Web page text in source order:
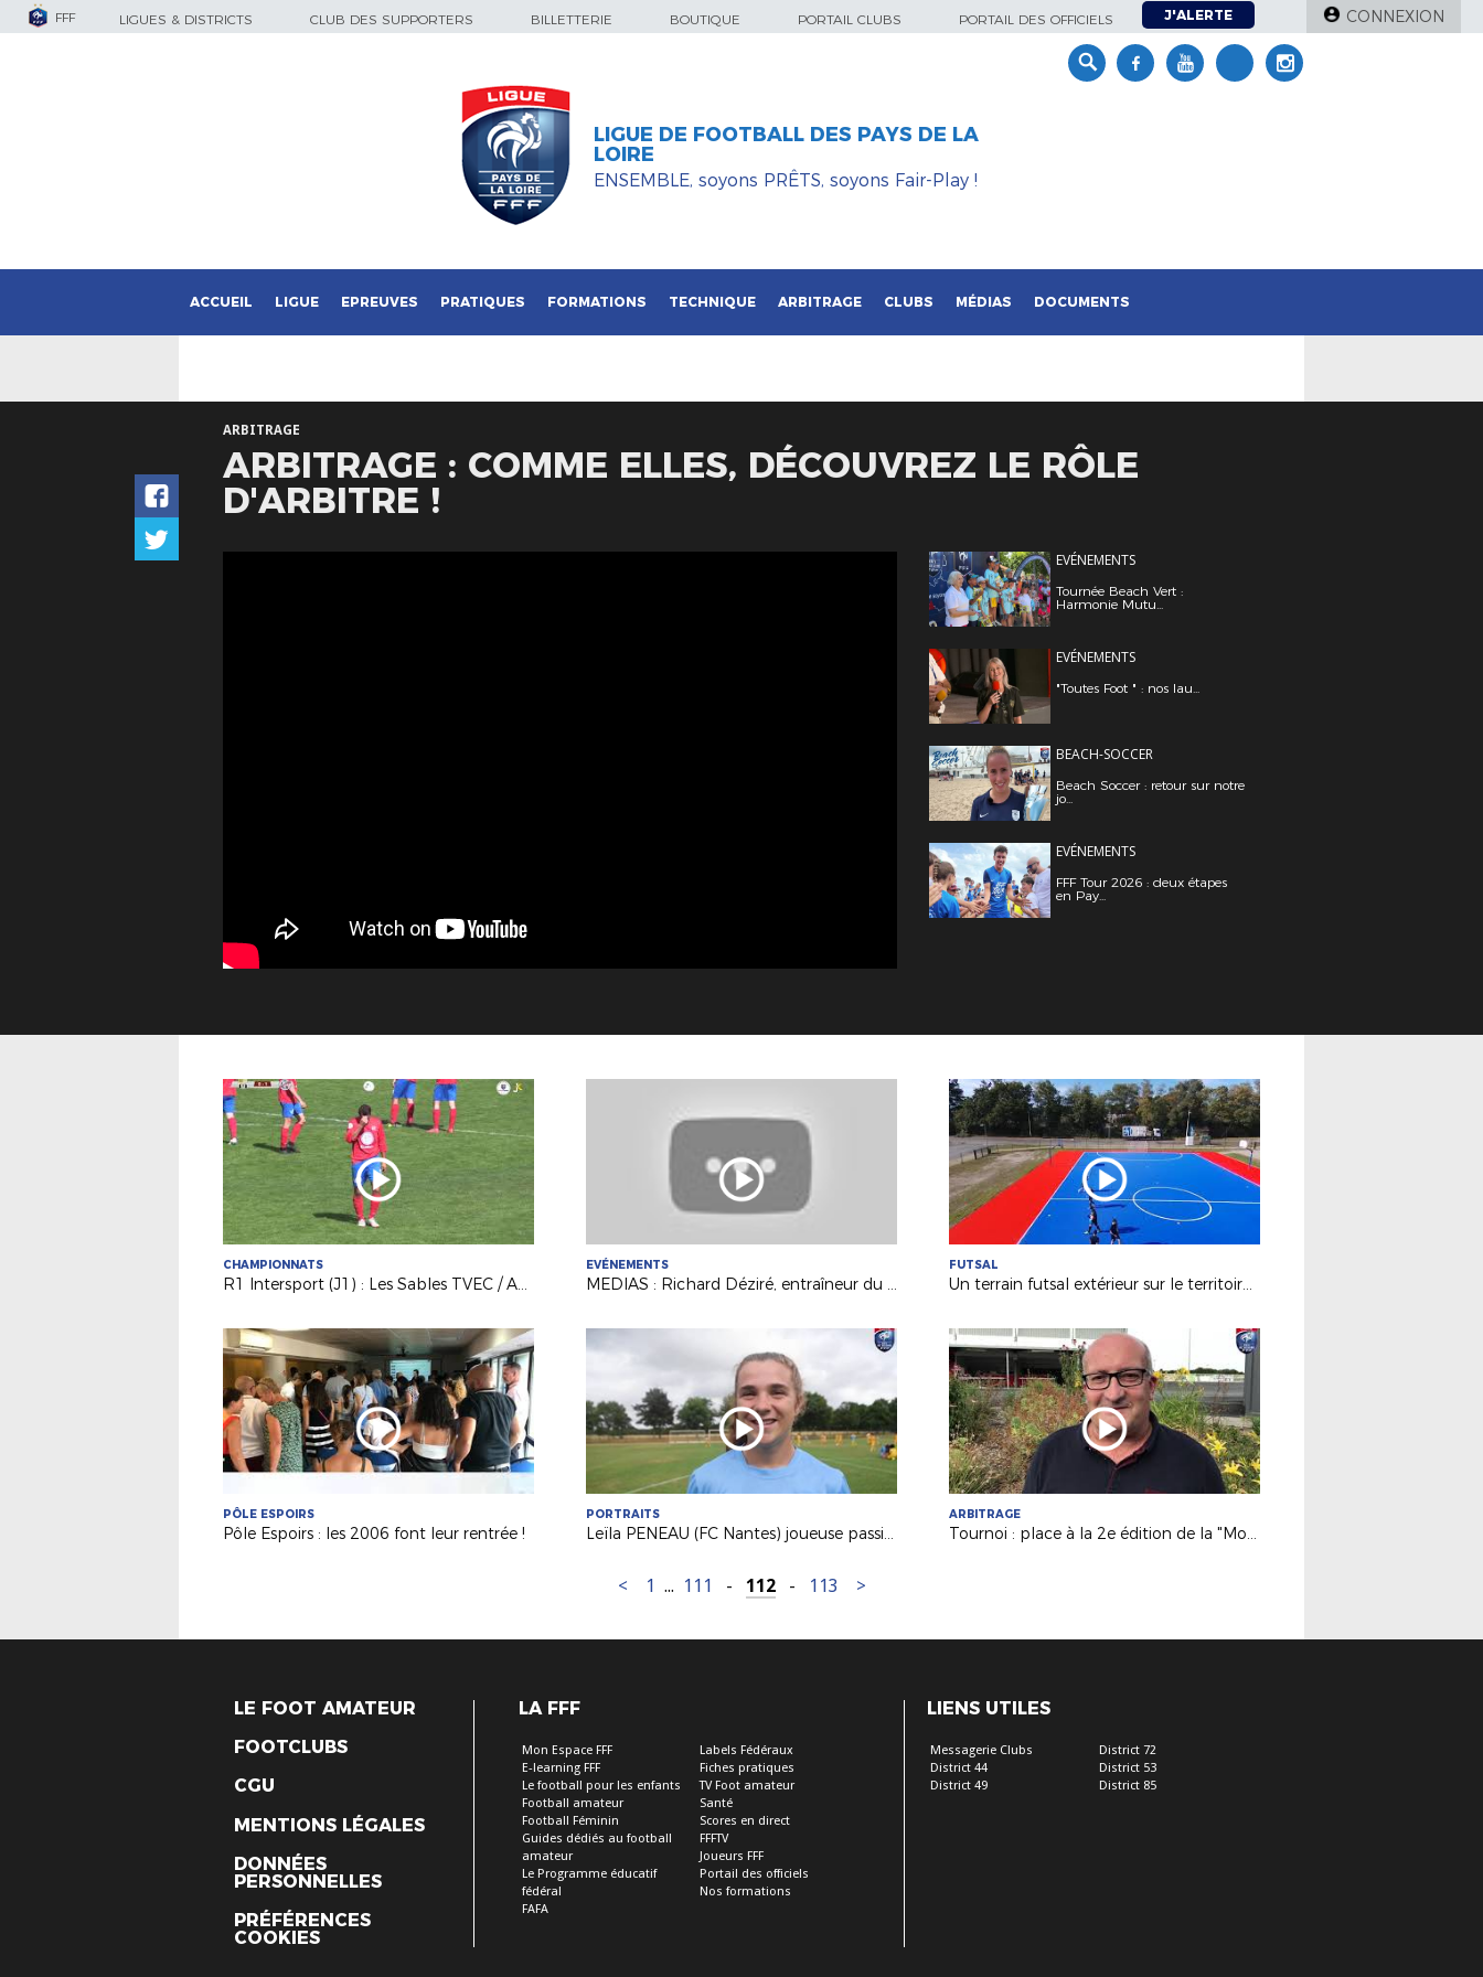
FFF LIGUES & DISTRICTS CLUB DES SUPPORTERS BILLETTERIE BOUTIQUE PORTAIL CLUBS PORTAIL DES OFFICIELS J'ALERTE CONNEXION
LIGUE DE FOOTBALL DES PAYS DE LA
LOIRE
ENSEMBLE, soyons PRÊTS, soyons Fair-Play !
ACCUEIL LIGUE EPREUVES PRATIQUES FORMATIONS TECHNIQUE ARBITRAGE CLUBS MÉDIAS DOCUMENTS
ARBITRAGE
ARBITRAGE : COMME ELLES, DÉCOUVREZ LE RÔLE
D'ARBITRE !
EVÉNEMENTS
Tournée Beach Vert :
Harmonie Mutu...
EVÉNEMENTS
"Toutes Foot " : nos lau...
BEACH-SOCCER
Beach Soccer : retour sur notre
jo...
EVÉNEMENTS
FFF Tour 2026 : deux étapes
en Pay...
CHAMPIONNATS
R1 Intersport (J1) : Les Sables TVEC / Anc. Château-Gontier (3-1)
EVÉNEMENTS
MEDIAS : Richard Déziré, entraîneur du Mans FC invité d'“Une Semaine en Ballon"
FUTSAL
Un terrain futsal extérieur sur le territoire de la Ligue !
PÔLE ESPOIRS
Pôle Espoirs : les 2006 font leur rentrée !
PORTRAITS
Leïla PENEAU (FC Nantes) joueuse passionnée et ambitieuse !
ARBITRAGE
Tournoi : place à la 2e édition de la "Montaigu Futsal Cup" !
< 1 ... 111 - 112 - 113 >
LE FOOT AMATEUR
FOOTCLUBS
CGU
MENTIONS LÉGALES
DONNÉES
PERSONNELLES
PRÉFÉRENCES
COOKIES
LA FFF
Mon Espace FFF
E-learning FFF
Le football pour les enfants
Football amateur
Football Féminin
Guides dédiés au football
amateur
Le Programme éducatif
fédéral
FAFA
Labels Fédéraux
Fiches pratiques
TV Foot amateur
Santé
Scores en direct
FFFTV
Joueurs FFF
Portail des officiels
Nos formations
LIENS UTILES
Messagerie Clubs
District 44
District 49
District 72
District 53
District 85